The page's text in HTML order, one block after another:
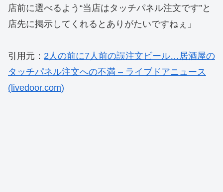
店前に選べるよう“当店はタッチパネル注文です”と
店先に掲示してくれるとありがたいですねぇ」
引用元： 2人の前に7人前の誤注文ビール…居酒屋の
タッチパネル注文への不満 – ライブドアニュース
(livedoor.com)